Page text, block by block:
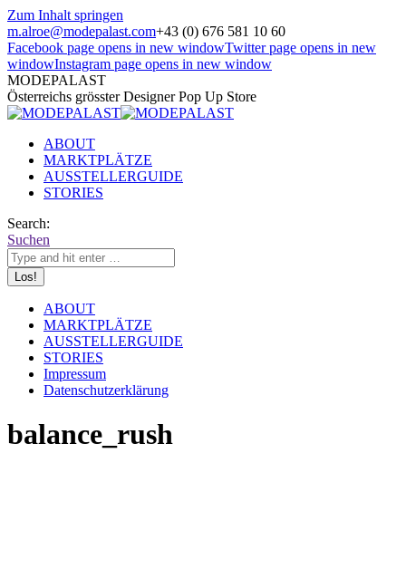
Zum Inhalt springen
m.alroe@modepalast.com+43 (0) 676 581 10 60
Facebook page opens in new windowTwitter page opens in new
windowInstagram page opens in new window
MODEPALAST
Österreichs grösster Designer Pop Up Store
ABOUT
MARKTPLÄTZE
AUSSTELLERGUIDE
STORIES
Search:
Suchen
ABOUT
MARKTPLÄTZE
AUSSTELLERGUIDE
STORIES
Impressum
Datenschutzerklärung
balance_rush